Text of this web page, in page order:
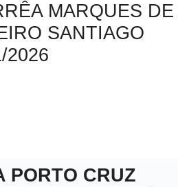
MARQUES
SANTIAGO
2026
PORTO CRUZ